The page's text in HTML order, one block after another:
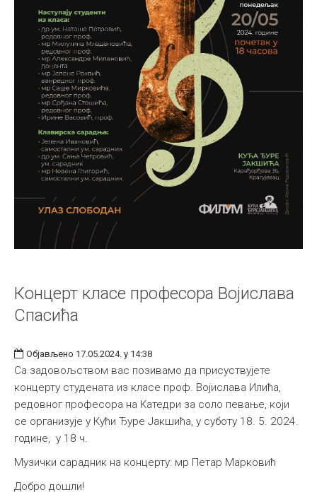
Концерт класе професора Војислава
Спасића
Објављено 17.05.2024. у 14:38
Са задовољством вас позивамо да присуствујете
концерту студената из класе проф. Војислава Илића,
редовног професора на Катедри за соло певање, који
се организује у Кући Ђуре Јакшића, у суботу 18. 5. 2024.
године, у 18 ч.
Музички сарадник на концерту: мр Петар Марковић
Добро дошли!